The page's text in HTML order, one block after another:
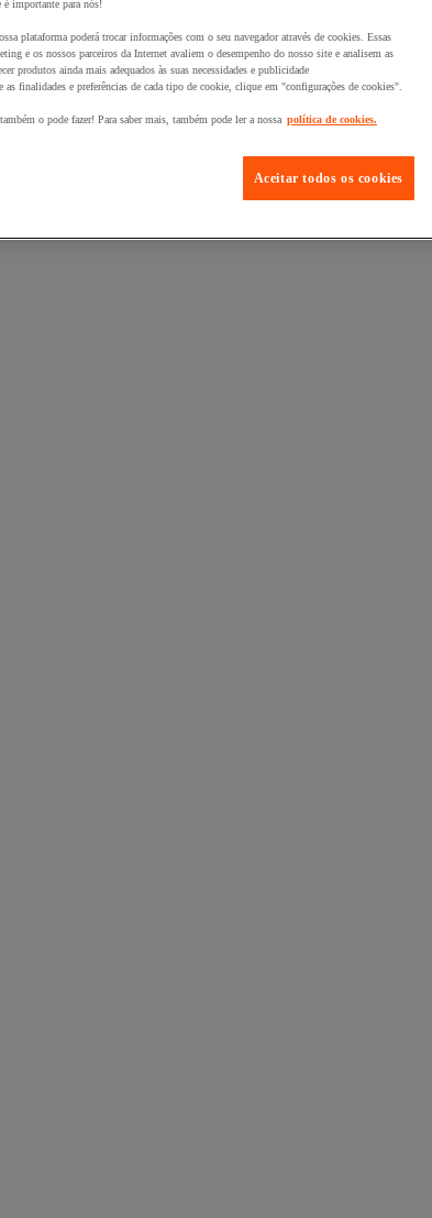
é importante para nós!
plataforma poderá trocar informações com o seu navegador através de cookies. Essas
e os nossos parceiros da Internet avaliem o desempenho do nosso site e analisem as
produtos ainda mais adequados às suas necessidades e publicidade
as finalidades e preferências de cada tipo de cookie, clique em "configurações de cookies".
o pode fazer! Para saber mais, também pode ler a nossa política de cookies.
Aceitar todos os cookies